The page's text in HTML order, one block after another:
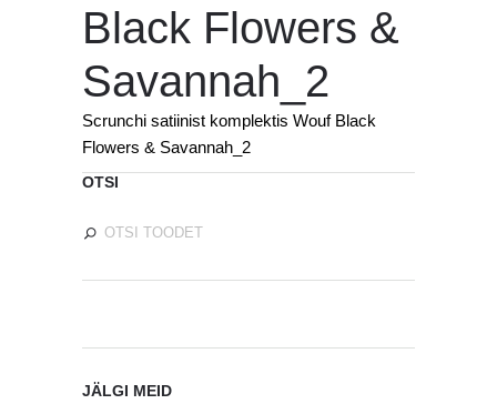
Black Flowers &
Savannah_2
Scrunchi satiinist komplektis Wouf Black
Flowers & Savannah_2
OTSI
JÄLGI MEID